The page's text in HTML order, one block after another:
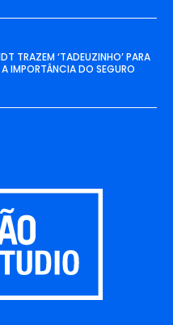
TRAZEM ‘TADEUZINHO’ PARA
IMPORTÂNCIA DO SEGURO